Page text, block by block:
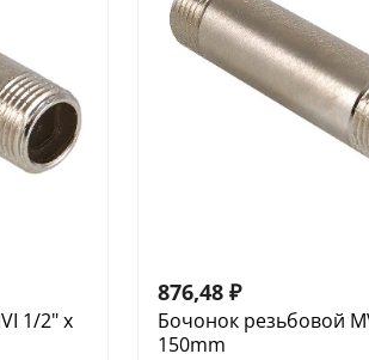
1/2" x
876,48 ₽
Бочонок резьбовой
150mm